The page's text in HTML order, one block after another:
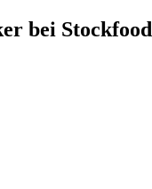
bei Stockfood